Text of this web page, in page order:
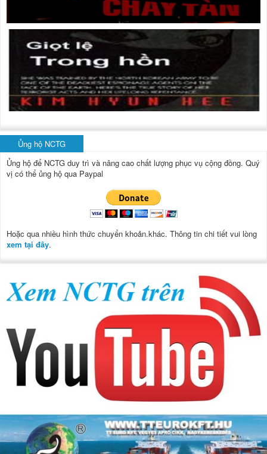
Ủng hộ NCTG
Ủng hộ để NCTG duy trì và nâng cao chất lượng phục vụ cộng đồng. Quý
vị có thể ủng hộ qua Paypal
Hoặc qua nhiều hình thức chuyển khoản.khác. Thông tin chi tiết vui lòng
xem tại đây.